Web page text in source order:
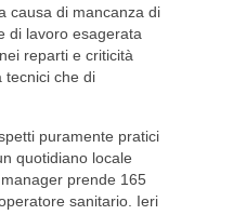
causa di mancanza di
di lavoro esagerata
reparti e criticità
tecnici che di
puramente pratici
quotidiano locale
prende 165
sanitario. Ieri